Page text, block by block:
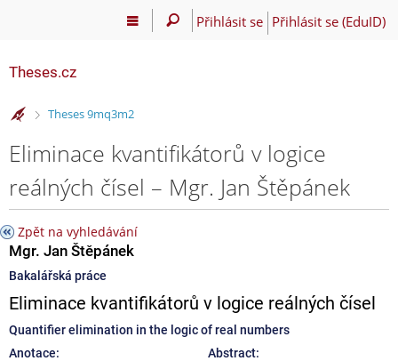
Přihlásit se Přihlásit se (EduID)
Theses.cz
>
Theses 9mq3m2
Eliminace kvantifikátorů v logice
reálných čísel – Mgr. Jan Štěpánek
Zpět na vyhledávání
Mgr. Jan Štěpánek
Bakalářská práce
Eliminace kvantifikátorů v logice reálných čísel
Quantifier elimination in the logic of real numbers
Anotace:
Abstract: